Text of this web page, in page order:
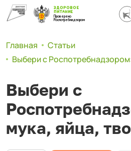
ЗДОРОВОЕ
ПИТАНИЕ
Проверено
Роспотребнадзором
Главная
Статьи
Выбери с
Выбери с
мука, яйца,